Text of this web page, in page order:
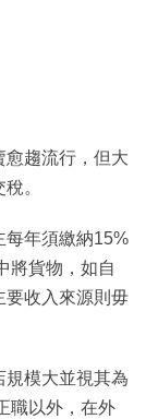
愈趨流行，但大
。
每年須繳納15%
將貨物，如自
要收入來源則毋
規模大並視其為
職以外，在外